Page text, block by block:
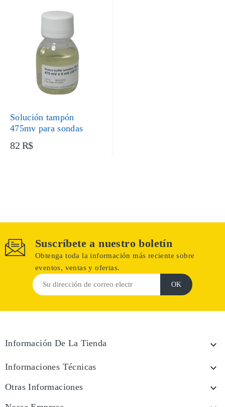
Solución tampón
475mv para sondas
82 R$
Suscríbete a nuestro boletín
Obtenga toda la información más reciente sobre
eventos, ventas y ofertas.
Información De La Tienda 
Informaciones Técnicas 
Otras Informaciones 